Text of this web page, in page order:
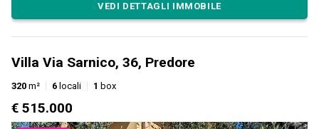
VEDI DETTAGLI IMMOBILE
Villa Via Sarnico, 36, Predore
320 m² 6 locali 1 box
€ 515.000